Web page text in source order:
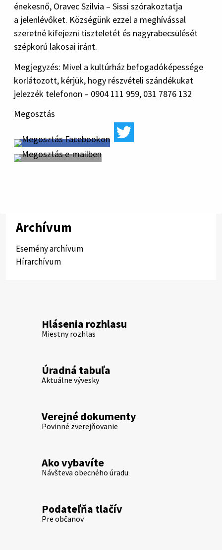
énekesnő, Oravec Szilvia – Sissi szórakoztatja
a jelenlévőket. Községünk ezzel a meghívással
szeretné kifejezni tiszteletét és nagyrabecsülését
szépkorú lakosai iránt.
Megjegyzés: Mivel a kultúrház befogadóképessége
korlátozott, kérjük, hogy részvételi szándékukat
jelezzék telefonon – 0904 111 959, 031 7876 132
Megosztás
Archívum
Esemény archívum
Hírarchívum
Hlásenia rozhlasu
Miestny rozhlas
Úradná tabuľa
Aktuálne vývesky
Verejné dokumenty
Povinné zverejňovanie
Ako vybavíte
Návšteva obecného úradu
Podateľňa tlačív
Pre občanov